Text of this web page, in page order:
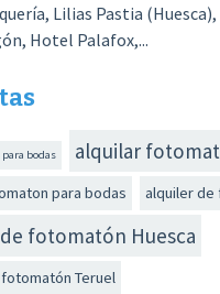
Lilias Pastia
Hotel Palafox,...
bodas alquilar
para bodas alquiler de
fotomatón Huesca
Teruel